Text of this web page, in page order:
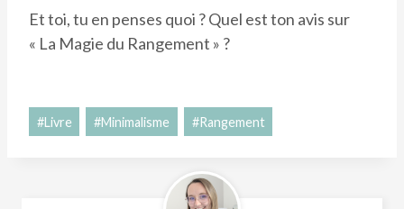
Et toi, tu en penses quoi ? Quel est ton avis sur
« La Magie du Rangement » ?
Étiquettes
de
#Livre #Minimalisme #Rangement